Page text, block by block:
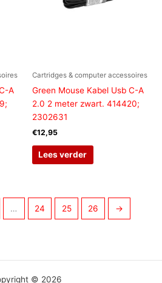
A
Cartridges & computer accessoires
Green Mouse Kabel Usb C-A
2.0 2 meter zwart. 414420;
2302631
€12,95
Lees verder
… 24 25 26 →
© 2026